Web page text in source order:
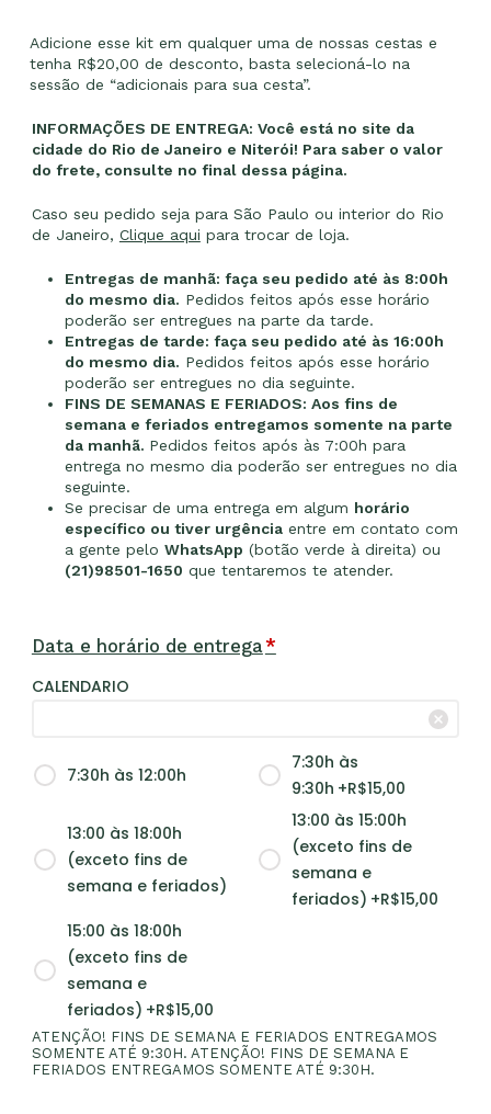
Adicione esse kit em qualquer uma de nossas cestas e
tenha R$20,00 de desconto, basta selecioná-lo na
sessão de “adicionais para sua cesta”.
INFORMAÇÕES DE ENTREGA: Você está no site da
cidade do Rio de Janeiro e Niterói! Para saber o valor
do frete, consulte no final dessa página.
Caso seu pedido seja para São Paulo ou interior do Rio
de Janeiro, Clique aqui para trocar de loja.
Entregas de manhã: faça seu pedido até às 8:00h
do mesmo dia. Pedidos feitos após esse horário
poderão ser entregues na parte da tarde.
Entregas de tarde: faça seu pedido até às 16:00h
do mesmo dia. Pedidos feitos após esse horário
poderão ser entregues no dia seguinte.
FINS DE SEMANAS E FERIADOS: Aos fins de
semana e feriados entregamos somente na parte
da manhã. Pedidos feitos após às 7:00h para
entrega no mesmo dia poderão ser entregues no dia
seguinte.
Se precisar de uma entrega em algum horário
específico ou tiver urgênciaentre em contato com
a gente pelo WhatsApp (botão verde à direita) ou
(21)98501-1650 que tentaremos te atender.
Data e horário de entrega*
CALENDARIO
7:30h às 12:00h
7:30h às
9:30h +R$15,00
13:00 às 18:00h
(exceto fins de
semana e feriados)
13:00 às 15:00h
(exceto fins de
semana e
feriados) +R$15,00
15:00 às 18:00h
(exceto fins de
semana e
feriados) +R$15,00
ATENÇÃO! FINS DE SEMANA E FERIADOS ENTREGAMOS
SOMENTE ATÉ 9:30H. ATENÇÃO! FINS DE SEMANA E
FERIADOS ENTREGAMOS SOMENTE ATÉ 9:30H.